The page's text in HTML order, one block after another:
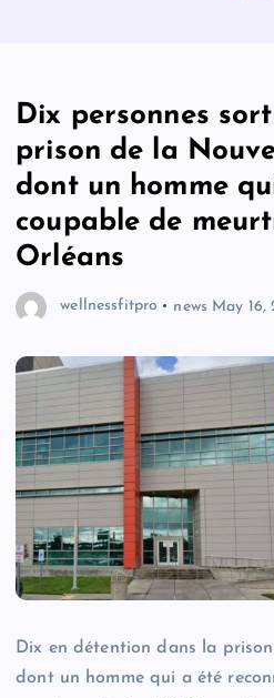
Dix personnes
prison de la
dont un homme
coupable de
Orléans
wellnessfitpro news May 16,
Dix en détention dans la
dont un homme qui a été